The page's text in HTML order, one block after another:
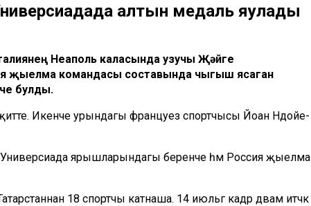
алтын медаль яулады
Неаполь каласында узучы Җәйге
җыелма командасы составында чыгыш ясаган
булды.
Икенче урындагы француез спортчысы Йоан Ндойе-
ярышларындагы беренче һәм Россия җыелма
18 спортчы катнаша. 14 июльгә кадәр дәвам итәчәк